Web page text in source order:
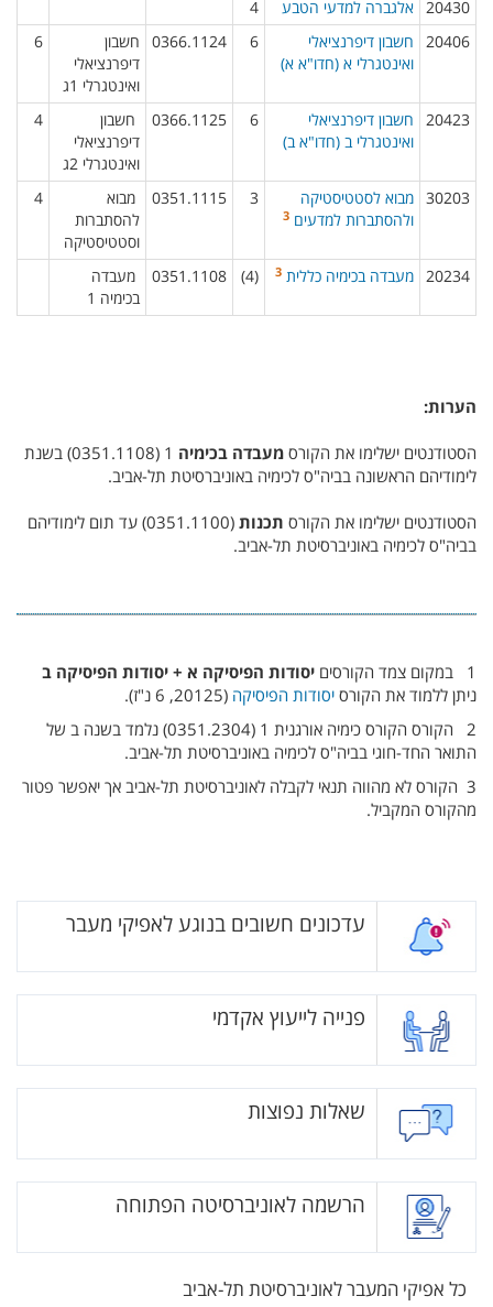
20430​ אלגברה למדעי הטבע
4​
20406​
חשבון דיפרנציאלי
ואינטגרלי א (‏ חדו"א א‎)
6​
0366.1124​
חשבון
דיפרנציאלי
ואינטגרלי 1ג​
6​
20423​
חשבון דיפרנציאלי
ואינטגרלי ב (‏ חדו"א ב‎)
6​
0366.1125​
חשבון
דיפרנציאלי
ואינטגרלי 2ג​
4​
30203​ מבוא לסטטיסטיקה
ולהסתברות למדעים 3
3​
0351.1115
מבוא
להסתברות
וסטטיסטיקה​
4​
20234​ מעבדה בכימיה כללית 3
(4)​
0351.1108
מעבדה
בכימיה 1​
הערות:
הסטודנטים ישלימו את הקורס מעבדה בכימיה
1 (‏ 0351.1108‎)‏ בשנת
לימודיהם הראשונה בביה"ס לכימיה באוניברסיטת תל-אביב.
הסטודנטים ישלימו את הקורס תכנות
(‏ 0351.1100‎)‏ עד תום לימודיהם
בביה"ס לכימיה באוניברסיטת תל-אביב.
1 במקום צמד הקורסים
יסודות הפיסיקה א + יסודות הפיסיקה ב
ניתן ללמוד את הקורס יסודות הפיסיקה (‏ 20125, 6 נ"ז‎)‏.
2 הקורס הקורס כימיה אורגנית 1 (‏0351.2304‎)‏ נלמד בשנה ב של
התואר החד-חוגי בביה"ס לכימיה באוניברסיטת תל-אביב.
3 הקורס לא מהווה תנאי לקבלה לאוניברסיטת תל-אביב אך יאפשר פטור
מהקורס המקביל.
עדכונים חשובים בנוגע לאפיקי מעבר
פנייה לייעוץ אקדמי
שאלות נפוצות
הרשמה לאוניברסיטה הפתוחה
כל אפיקי המעבר לאוניברסיטת תל-אביב